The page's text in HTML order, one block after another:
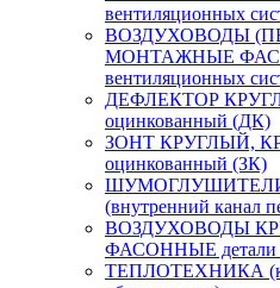
вентиляционных
ВОЗДУХОВОДЫ
МОНТАЖНЫЕ
вентиляционных
ДЕФЛЕКТОР
оцинкованный (ДК)
ЗОНТ КРУГЛЫЙ,
оцинкованный (ЗК)
ШУМОГЛУШИТЕЛИ
(внутренний канал
ВОЗДУХОВОДЫ
ФАСОННЫЕ
ТЕПЛОТЕХНИКА